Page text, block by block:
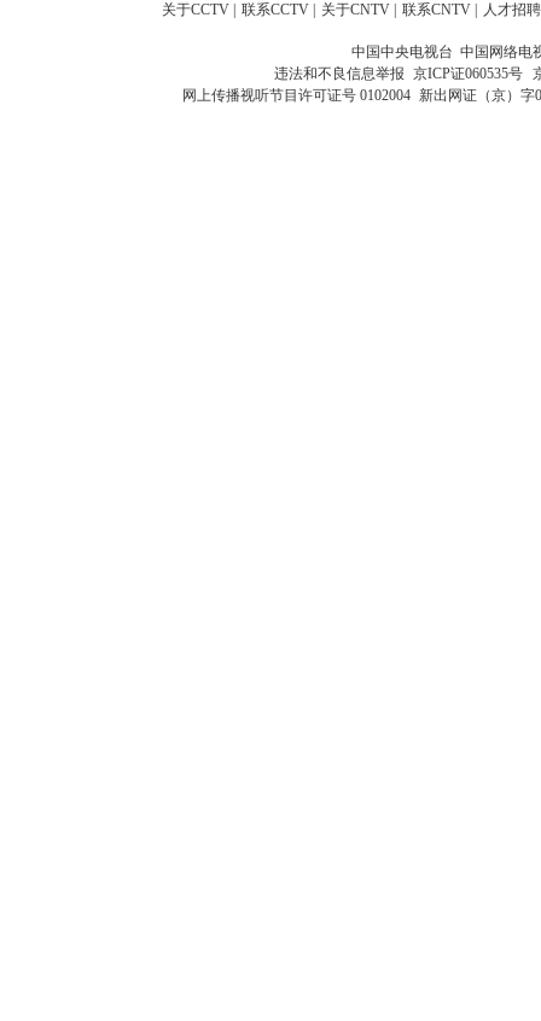
关于CCTV 联系CCTV 关于CNTV 联系CNTV 人才招聘
中国中央电视台 中国网络电
违法和不良信息举报 京ICP证060535号
网上传播视听节目许可证号 0102004 新出网证（京）